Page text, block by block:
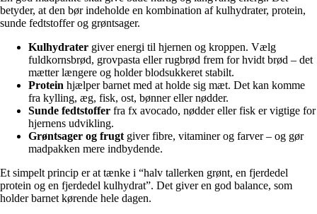
betyder, at den bør indeholde en kombination af kulhydrater, protein,
sunde fedtstoffer og grøntsager.
Kulhydrater giver energi til hjernen og kroppen. Vælg
fuldkornsbrød, grovpasta eller rugbrød frem for hvidt brød – det
mætter længere og holder blodsukkeret stabilt.
Protein hjælper barnet med at holde sig mæt. Det kan komme
fra kylling, æg, fisk, ost, bønner eller nødder.
Sunde fedtstoffer fra fx avocado, nødder eller fisk er vigtige for
hjernens udvikling.
Grøntsager og frugt giver fibre, vitaminer og farver – og gør
madpakken mere indbydende.
Et simpelt princip er at tænke i “halv tallerken grønt, en fjerdedel
protein og en fjerdedel kulhydrat”. Det giver en god balance, som
holder barnet kørende hele dagen.